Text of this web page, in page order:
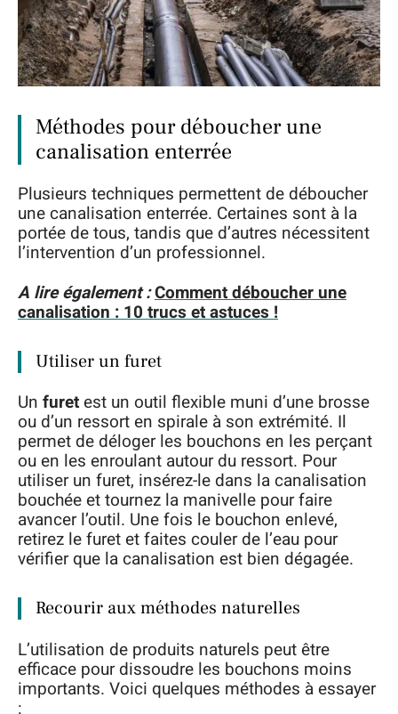
Méthodes pour déboucher une
canalisation enterrée
Plusieurs techniques permettent de déboucher
une canalisation enterrée. Certaines sont à la
portée de tous, tandis que d’autres nécessitent
l’intervention d’un professionnel.
A lire également :Comment déboucher une
canalisation : 10 trucs et astuces !
Utiliser un furet
Un furetest un outil flexible muni d’une brosse
ou d’un ressort en spirale à son extrémité. Il
permet de déloger les bouchons en les perçant
ou en les enroulant autour du ressort. Pour
utiliser un furet, insérez-le dans la canalisation
bouchée et tournez la manivelle pour faire
avancer l’outil. Une fois le bouchon enlevé,
retirez le furet et faites couler de l’eau pour
vérifier que la canalisation est bien dégagée.
Recourir aux méthodes naturelles
L’utilisation de produits naturels peut être
efficace pour dissoudre les bouchons moins
importants. Voici quelques méthodes à essayer
: